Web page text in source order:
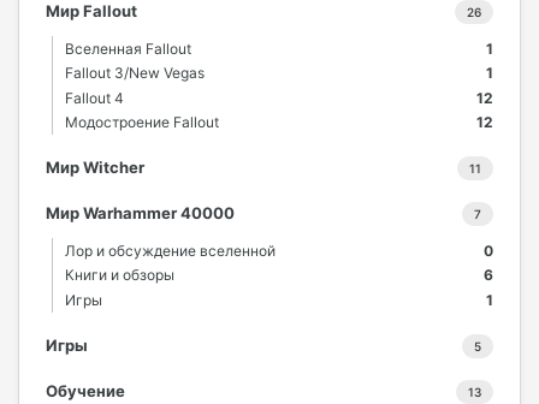
26
Мир Fallout
1
Вселенная Fallout
1
Fallout 3/New Vegas
12
Fallout 4
12
Модостроение Fallout
11
Мир Witcher
7
Мир Warhammer 40000
0
Лор и обсуждение вселенной
6
Книги и обзоры
1
Игры
5
Игры
13
Обучение